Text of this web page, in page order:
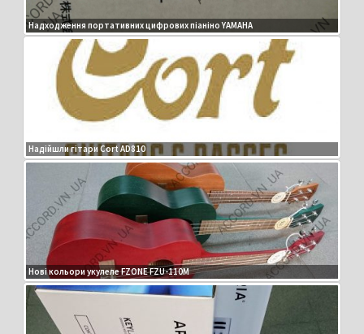
Надходження портативних цифрових піаніно YAMAHA
Надійшли гітари Cort AD810
Нові кольори укулеле FZONE FZU-110M